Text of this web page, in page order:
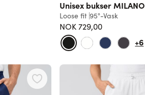
Unisex bukser MILANO
Loose fit 95°-Vask
NOK 729,00
+6